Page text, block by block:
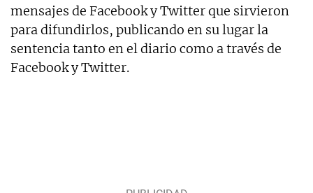
mensajes de Facebook y Twitter que sirvieron
para difundirlos, publicando en su lugar la
sentencia tanto en el diario como a través de
Facebook y Twitter.